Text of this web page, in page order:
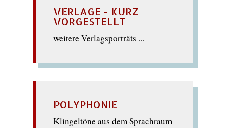
VERLAGE - KURZ
VORGESTELLT
weitere Verlagsporträts ...
POLYPHONIE
Klingeltöne aus dem Sprachraum